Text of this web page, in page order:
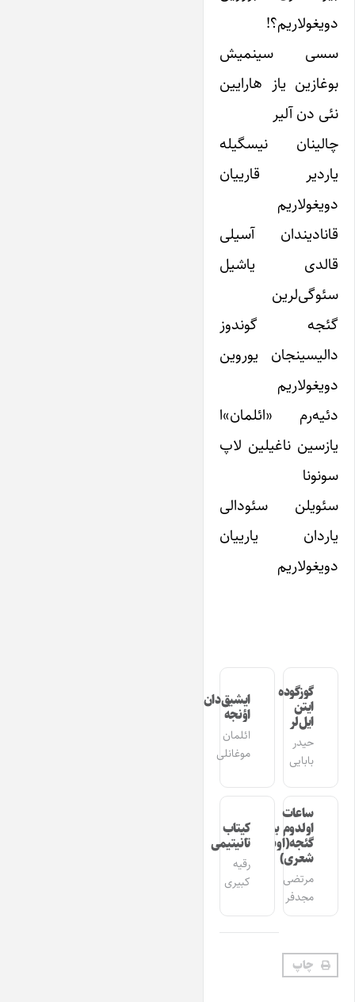
دویغولاریم؟!
سسی سینمیش
بوغازین یاز هارایین
نئی دن آلیر
چالینان نیسگیله
یاردیر قارییان
دویغولاریم
قانادیندان آسیلی
قالدی یاشیل
سئوگی‌لرین
گئجه گوندوز
دالیسینجان یوروین
دویغولاریم
دئیه‌رم «ائلمان»ا
یازسین ناغیلین لاپ
سونونا
سئویلن سئودالی
یاردان یارییان
دویغولاریم
گوزگوده
ایتن
ایل‌لر
حیدر
بابایی
ایشیق‌دان
اؤنجه
ائلمان
موغانلی
ساعات
اولدوم بیر
گئجه(اوشاق
شعری)
مرتضی
مجدفر
کیتاب
تانیتیمی
رقیه
کبیری
چاپ